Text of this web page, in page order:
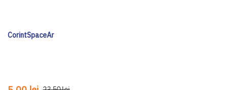
CorintSpaceAr